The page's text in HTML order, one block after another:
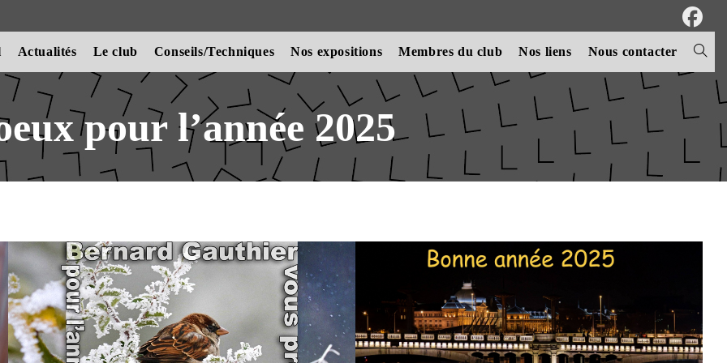
Actualités Le club Conseils/Techniques Nos expositions Membres du club Nos liens Nous contacter Toggle
website
search
pour l’année 2025